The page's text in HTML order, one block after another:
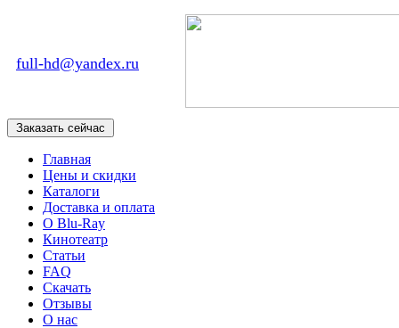
full-hd@yandex.ru
Главная
Цены и скидки
Каталоги
Доставка и оплата
О Blu-Ray
Кинотеатр
Статьи
FAQ
Скачать
Отзывы
О нас